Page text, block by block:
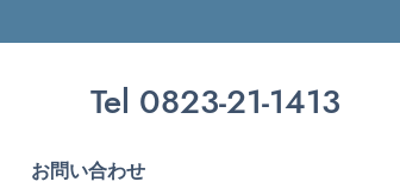
Tel 0823-21-1413
お問い合わせ